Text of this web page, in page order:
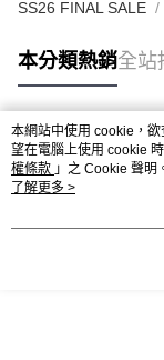
SS26 FINAL SALE
本分類熱銷全站
熱門標籤
本網站中使用 cookie，
望在電腦上使用 cookie
權條款 」之 Cookie 聲明
用條款之 Cookie 聲明使
了解更多 >